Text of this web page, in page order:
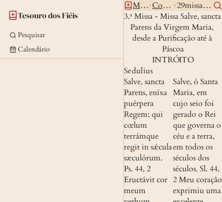
Tesouro dos Fiéis
Pesquisar
Calendário
Missal Comum
29missamaria3
3.ª Missa - Missa Salve, sancta
Parens da Virgem Maria,
desde a Purificação até à
Páscoa
INTRÓITO
Sedulius
Salve, sancta
Parens, eníxa
puérpera
Regem: qui
cœlum
terrámque
regit in sǽcula
sæculórum.
Ps. 44, 2
Eructávit cor
meum
Salve, ó Santa
Maria, em
cujo seio foi
gerado o Rei
que governa o
céu e a terra,
em todos os
séculos dos
séculos. Sl. 44,
2 Meu coração
exprimiu uma